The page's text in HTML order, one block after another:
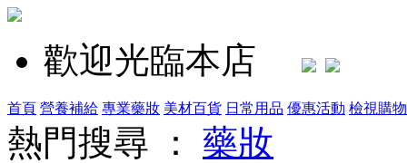
歡迎光臨本店
首頁 營養補給 專業藥妝 美材百貨 日常用品 優惠活動 檢視購
熱門搜尋 ： 藥妝